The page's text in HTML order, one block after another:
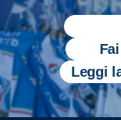
Leggi